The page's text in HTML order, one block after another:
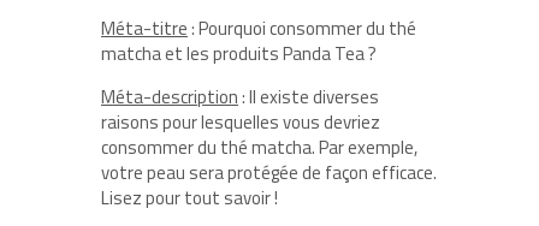
Méta-titre: Pourquoi consommer du thé
matcha et les produits Panda Tea ?
Méta-description: Il existe diverses
raisons pour lesquelles vous devriez
consommer du thé matcha. Par exemple,
votre peau sera protégée de façon efficace.
Lisez pour tout savoir !